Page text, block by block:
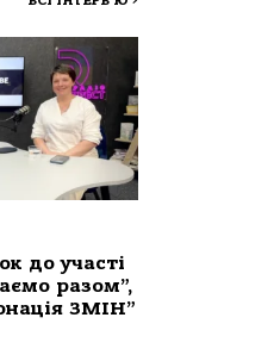
до участі
разом”,
ЗМІН”